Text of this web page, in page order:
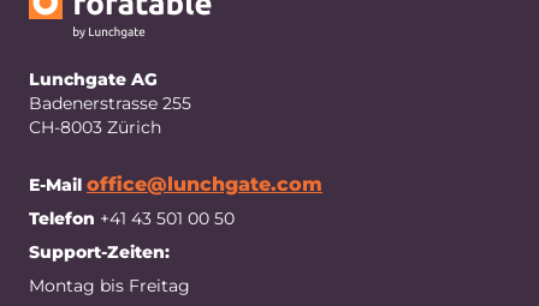
Lunchgate AG
Badenerstrasse 255
CH-8003 Zürich
E-Mail office@lunchgate.com
Telefon +41 43 501 00 50
Support-Zeiten:
Montag bis Freitag